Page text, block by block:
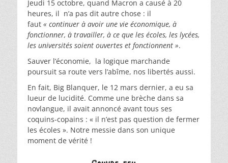
Jeudi 15 octobre, quand Macron a causé à 20
heures, il n’a pas dit autre chose : il
faut « continuer à avoir une vie économique, à
fonctionner, à travailler, à ce que les écoles, les lycées,
les universités soient ouvertes et fonctionnent ».
Sauver l’économie, la logique marchande
poursuit sa route vers l’abîme, nos libertés aussi.
En fait, Big Blanquer, le 12 mars dernier, a eu sa
lueur de lucidité. Comme une brèche dans sa
novlangue, il avait annoncé avant tous ses
coquins-copains : « il n’est pas question de fermer
les écoles ». Notre messie dans son unique
moment de vérité !